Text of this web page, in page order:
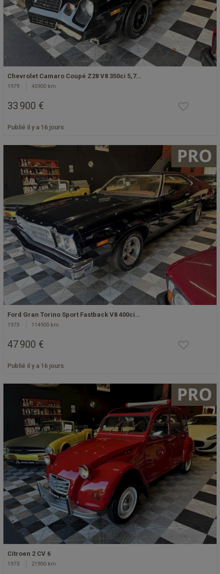
Chevrolet Camaro Coupé Z28 V8 350ci 5,7…
1979 45900 km
33 900 €
Publié il y a 16 jours
Ford Gran Torino Sport Fastback V8 400ci…
1973 114900 km
47 900 €
Publié il y a 16 jours
Citroen 2 CV 6
1973 21900 km